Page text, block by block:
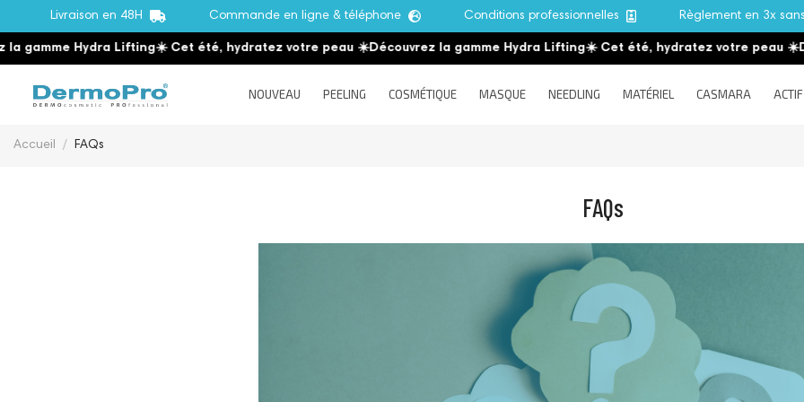
Livraison en 48H Commande en ligne & téléphone Conditions professionnelles Règlement en 3x
Hydra Lifting☀️ Cet été, hydratez votre peau ☀️Découvrez la gamme Hydra Lifting☀️ Cet été, hydratez votre peau ☀️
NOUVEAU PEELING COSMÉTIQUE MASQUE NEEDLING MATÉRIEL CASMARA ACTIF
Accueil FAQs
FAQs